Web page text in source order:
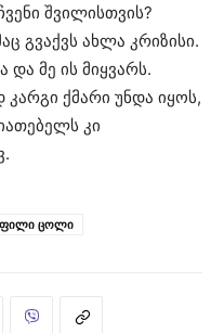
შვილისთვის?
გვაქვს ახლა კრიზისი.
და მე ის მიყვარს.
ქმარი უნდა იყოს,
კი
ცოლი